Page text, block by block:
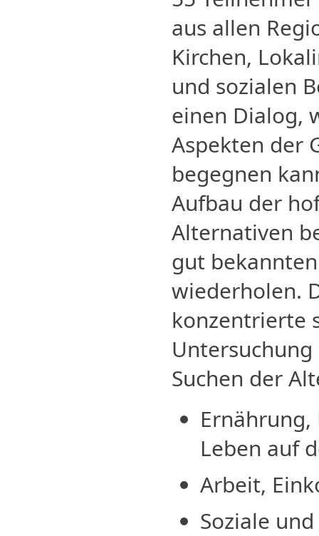
aus allen
Kirchen,
und sozialen
einen Dialog,
Aspekten der
begegnen
Aufbau der
Alternativen
gut
wiederholen.
konzentrierte
Suchen der
Leben auf
Arbeit,
Soziale